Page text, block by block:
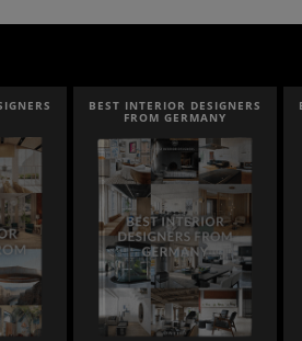
BEST INTERIOR DESIGNERS
FROM GERMANY